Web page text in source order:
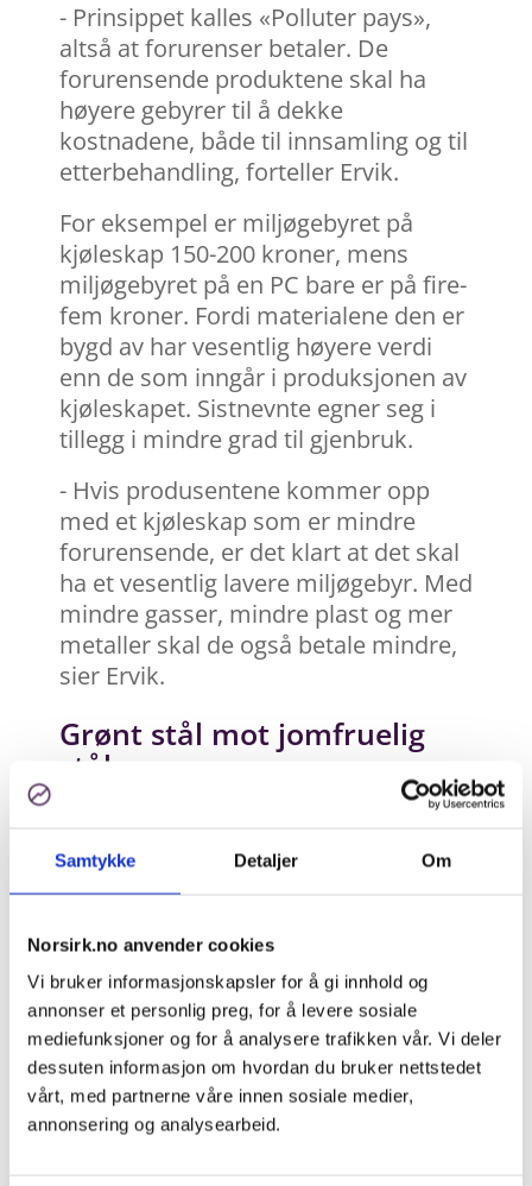
Samtykke Detaljer Om
Norsirk.no anvender cookies
Vi bruker informasjonskapsler for å gi innhold og
annonser et personlig preg, for å levere sosiale
mediefunksjoner og for å analysere trafikken vår. Vi deler
dessuten informasjon om hvordan du bruker nettstedet
vårt, med partnerne våre innen sosiale medier,
annonsering og analysearbeid.
- Prinsippet kalles «Polluter pays»,
altså at forurenser betaler. De
forurensende produktene skal ha
høyere gebyrer til å dekke
kostnadene, både til innsamling og til
etterbehandling, forteller Ervik.
For eksempel er miljøgebyret på
kjøleskap 150-200 kroner, mens
miljøgebyret på en PC bare er på fire-
fem kroner. Fordi materialene den er
bygd av har vesentlig høyere verdi
enn de som inngår i produksjonen av
kjøleskapet. Sistnevnte egner seg i
tillegg i mindre grad til gjenbruk.
- Hvis produsentene kommer opp
med et kjøleskap som er mindre
forurensende, er det klart at det skal
ha et vesentlig lavere miljøgebyr. Med
mindre gasser, mindre plast og mer
metaller skal de også betale mindre,
sier Ervik.
Grønt stål mot jomfruelig
stål
For materialgjenvinning av EE-avfallet
er Stena Recycling partneren, og
sirkulære kretsløpet via Boliden i
Sverige eller jernverket i Mo i Rana.
Denne formen for urban gruvedrift
(urban mining) ga i 2022 så mye som
nesten 20 000 tonn jern og 73,5 kilo
rent gull. Ervik peker på nye tider på
metallbørsen i London.